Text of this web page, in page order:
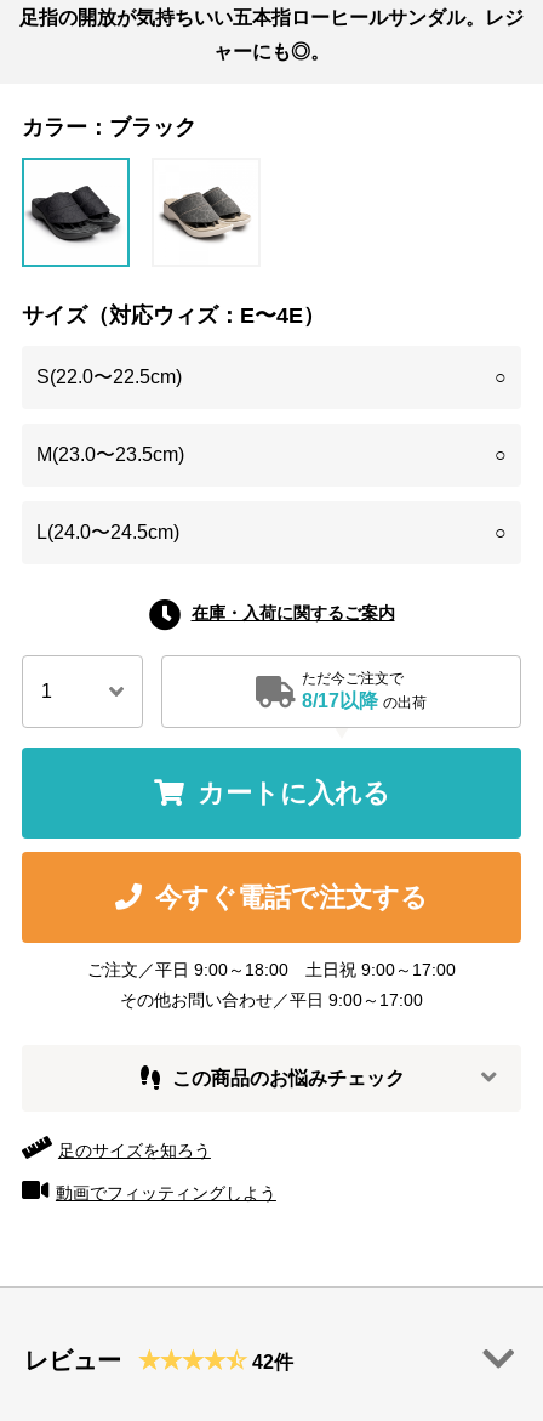
足指の開放が気持ちいい五本指ローヒールサンダル。レジ
ャーにも◎。
カラー： ブラック
サイズ（対応ウィズ：E〜4E）
S(22.0〜22.5cm) ○
M(23.0〜23.5cm) ○
L(24.0〜24.5cm) ○
在庫・入荷に関するご案内
ただ今ご注文で
8/17以降 の出荷
カートに入れる
今すぐ電話で注文する
ご注文／平日 9:00～18:00 土日祝 9:00～17:00
その他お問い合わせ／平日 9:00～17:00
この商品のお悩みチェック
足のサイズを知ろう
動画でフィッティングしよう
レビュー 42件